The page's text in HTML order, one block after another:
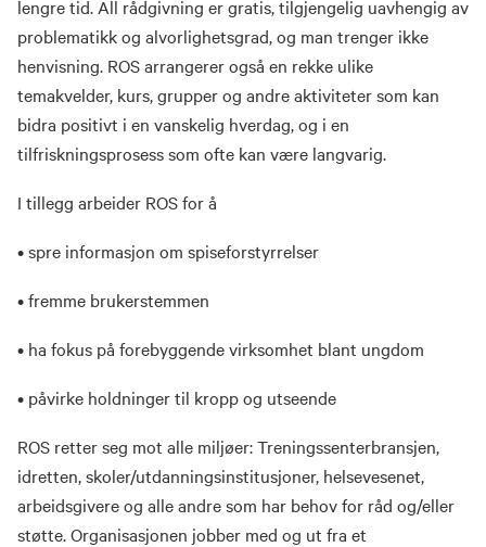
lengre tid. All rådgivning er gratis, tilgjengelig uavhengig av
problematikk og alvorlighetsgrad, og man trenger ikke
henvisning. ROS arrangerer også en rekke ulike
temakvelder, kurs, grupper og andre aktiviteter som kan
bidra positivt i en vanskelig hverdag, og i en
tilfriskningsprosess som ofte kan være langvarig.
I tillegg arbeider ROS for å
• spre informasjon om spiseforstyrrelser
• fremme brukerstemmen
• ha fokus på forebyggende virksomhet blant ungdom
• påvirke holdninger til kropp og utseende
ROS retter seg mot alle miljøer: Treningssenterbransjen,
idretten, skoler/utdanningsinstitusjoner, helsevesenet,
arbeidsgivere og alle andre som har behov for råd og/eller
støtte. Organisasjonen jobber med og ut fra et